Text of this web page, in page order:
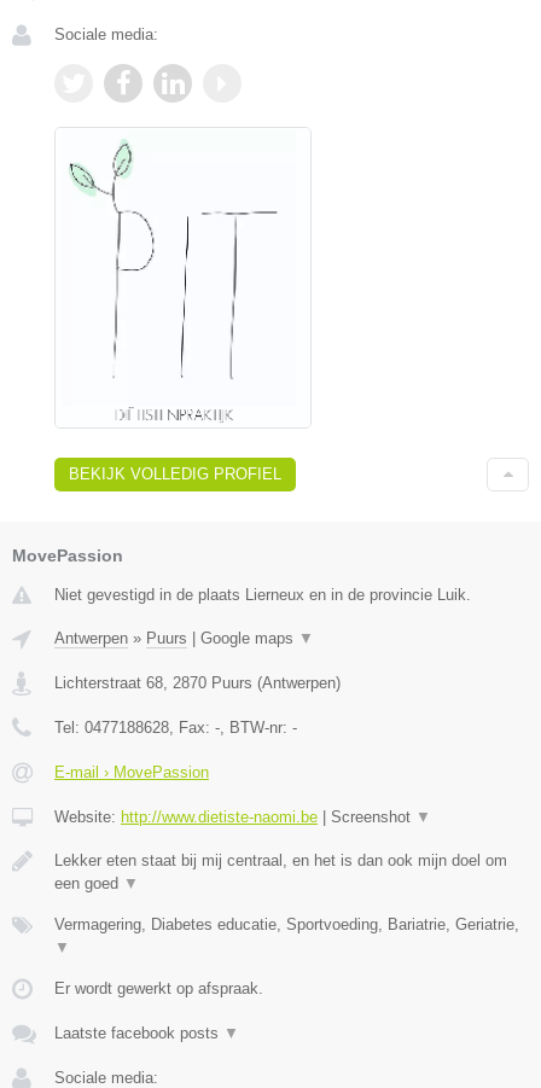
Sociale media:
BEKIJK VOLLEDIG PROFIEL
MovePassion
Niet gevestigd in de plaats Lierneux en in de provincie Luik.
Antwerpen » Puurs | Google maps ▼
Lichterstraat 68 2870 Puurs (Antwerpen)
Tel: 0477188628 , Fax: - , BTW-nr: -
E-mail › MovePassion
Website: http://www.dietiste-naomi.be | Screenshot ▼
Lekker eten staat bij mij centraal, en het is dan ook mijn doel om
een goed ▼
Vermagering, Diabetes educatie, Sportvoeding, Bariatrie, Geriatrie,
▼
Er wordt gewerkt op afspraak.
Laatste facebook posts ▼
Sociale media: